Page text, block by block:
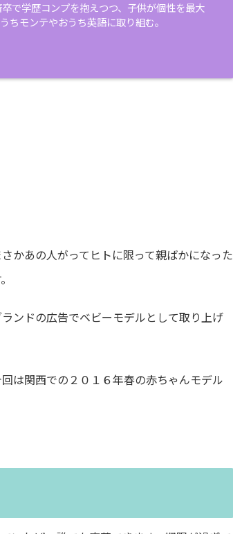
で学歴コンプを抱えつつ、子供が個性を最大
ちモンテやおうち英語に取り組む。
かあの人がってヒトに限って親ばかになった
ンドの広告でベビーモデルとして取り上げ
は関西での２０１６年春の赤ちゃんモデル